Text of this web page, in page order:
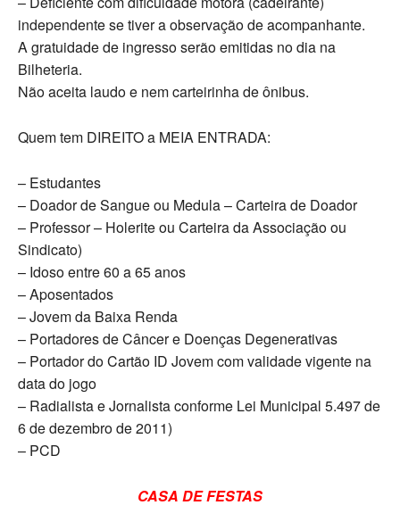
independente se tiver a observação de acompanhante.
A gratuidade de ingresso serão emitidas no dia na
Bilheteria.
Não aceita laudo e nem carteirinha de ônibus.
Quem tem DIREITO a MEIA ENTRADA:
– Estudantes
– Doador de Sangue ou Medula – Carteira de Doador
– Professor – Holerite ou Carteira da Associação ou
Sindicato)
– Idoso entre 60 a 65 anos
– Aposentados
– Jovem da Baixa Renda
– Portadores de Câncer e Doenças Degenerativas
– Portador do Cartão ID Jovem com validade vigente na
data do jogo
– Radialista e Jornalista conforme Lei Municipal 5.497 de
6 de dezembro de 2011)
– PCD
CASA DE FESTAS